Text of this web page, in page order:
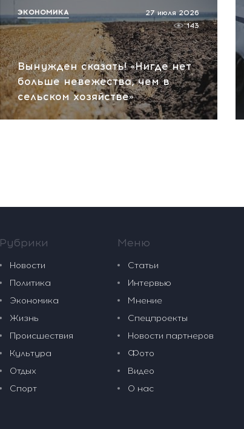
Вынужден сказать! «Нигде нет
больше невежества, чем в
сельском хозяйстве»
27 июля 2026
143
ЭКОНОМИКА
Рубрики
Новости
Политика
Экономика
Жизнь
Происшествия
Культура
Отдых
Спорт
Меню
Статьи
Интервью
Мнение
Спецпроекты
Новости партнеров
Фото
Видео
О нас